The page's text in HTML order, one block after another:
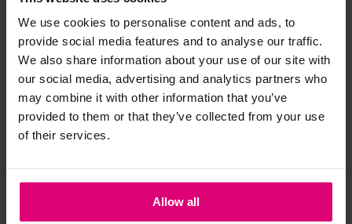
We use cookies to personalise content and ads, to
provide social media features and to analyse our traffic.
We also share information about your use of our site with
our social media, advertising and analytics partners who
may combine it with other information that you’ve
provided to them or that they’ve collected from your use
of their services.
Allow all
Strijkijzer/droogtrommel:
Kledingstukken met elastine zijn niet bestand tegen de hitte
van het strijkijzer en/of de droogtrommel. Ook in veel
spijkerbroeken is elastine (stretch) verwerkt en mogen dus
niet gestreken worden en/of in de droogtrommel.
studio